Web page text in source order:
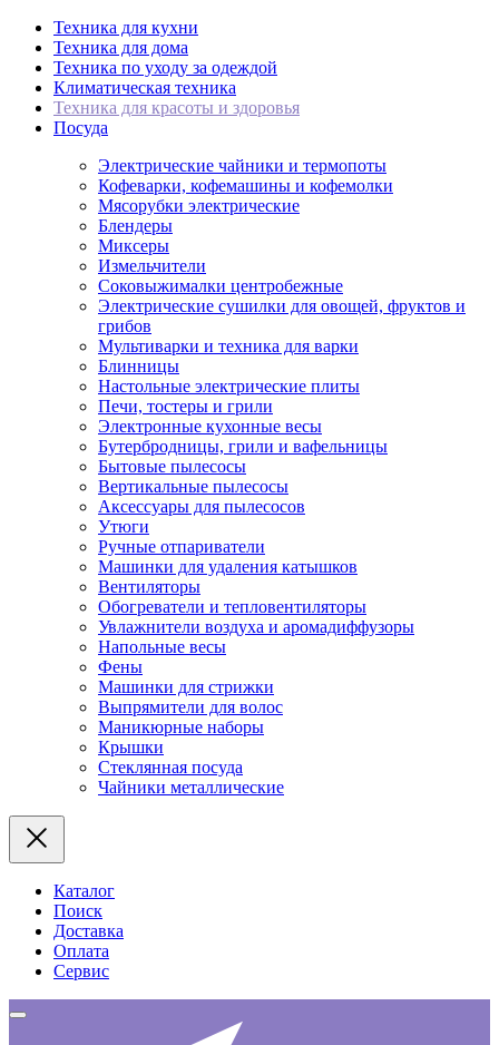
Техника для кухни
Техника для дома
Техника по уходу за одеждой
Климатическая техника
Техника для красоты и здоровья
Посуда
Электрические чайники и термопоты
Кофеварки, кофемашины и кофемолки
Мясорубки электрические
Блендеры
Миксеры
Измельчители
Соковыжималки центробежные
Электрические сушилки для овощей, фруктов и
грибов
Мультиварки и техника для варки
Блинницы
Настольные электрические плиты
Печи, тостеры и грили
Электронные кухонные весы
Бутербродницы, грили и вафельницы
Бытовые пылесосы
Вертикальные пылесосы
Аксессуары для пылесосов
Утюги
Ручные отпариватели
Машинки для удаления катышков
Вентиляторы
Обогреватели и тепловентиляторы
Увлажнители воздуха и аромадиффузоры
Напольные весы
Фены
Машинки для стрижки
Выпрямители для волос
Маникюрные наборы
Крышки
Стеклянная посуда
Чайники металлические
Каталог
Поиск
Доставка
Оплата
Сервис